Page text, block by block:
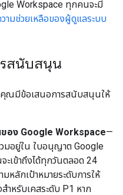
Workspace ทุกคนจะมี
ามช่วยเหลือของผู้ดูแลระบบ
รสนับสนุน
คุณมีข้อเสนอการสนับสนุนให้
อง Google Workspace—
มอยู่ใน ใบอนุญาต Google
เข้าถึงได้ทุกวันตลอด 24
หลักเป้าหมายระดับการให้
ำหรับเคสระดับ P1 หาก